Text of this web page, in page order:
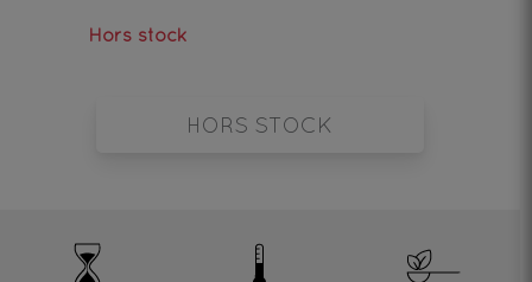
Hors stock
HORS STOCK